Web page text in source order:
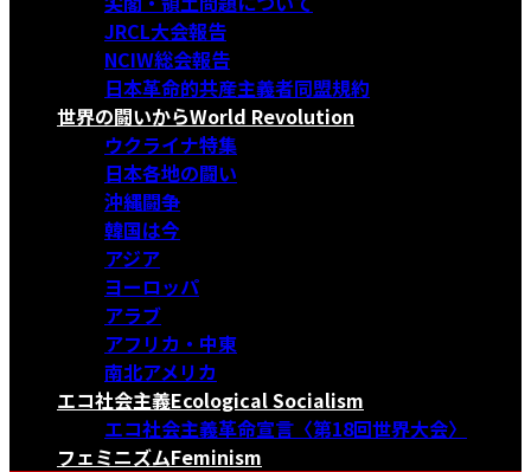
JRCL大会報告
NCIW総会報告
日本革命的共産主義者同盟規約
世界の闘いからWorld Revolution
ウクライナ特集
日本各地の闘い
沖縄闘争
韓国は今
アジア
ヨーロッパ
アラブ
アフリカ・中東
南北アメリカ
エコ社会主義Ecological Socialism
エコ社会主義革命宣言〈第18回世界大会〉
フェミニズムFeminism